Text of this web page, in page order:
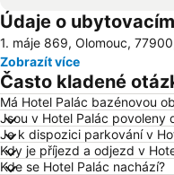
Údaje o
1. máje 869, Olomouc,
Zobrazít více
Často kladené
Má Hotel Palác bazénovou
Jsou v Hotel Palác povoleny
Je k dispozici parkování v
Kdy je příjezd a odjezd v
Kde se Hotel Palác nachází?